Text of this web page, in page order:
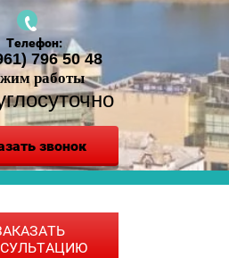
Телефон:
796 50 48
работы
звонок